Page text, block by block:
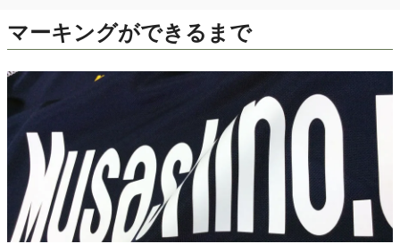
マーキングができるまで